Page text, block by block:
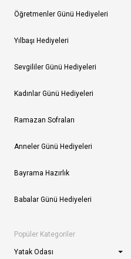
Öğretmenler Günü Hediyeleri
Yılbaşı Hediyeleri
Sevgililer Günü Hediyeleri
Kadınlar Günü Hediyeleri
Ramazan Sofraları
Anneler Günü Hediyeleri
Bayrama Hazırlık
Babalar Günü Hediyeleri
Popüler Kategoriler
Yatak Odası